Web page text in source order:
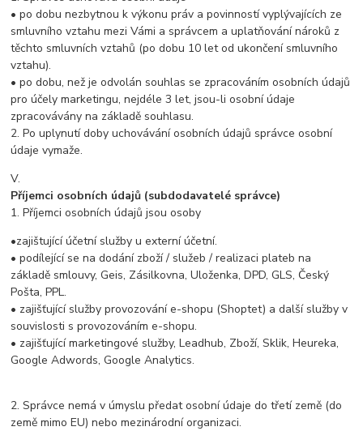
• po dobu nezbytnou k výkonu práv a povinností vyplývajících ze
smluvního vztahu mezi Vámi a správcem a uplatňování nároků z
těchto smluvních vztahů (po dobu 10 let od ukončení smluvního
vztahu).
• po dobu, než je odvolán souhlas se zpracováním osobních údajů
pro účely marketingu, nejdéle 3 let, jsou-li osobní údaje
zpracovávány na základě souhlasu.
2. Po uplynutí doby uchovávání osobních údajů správce osobní
údaje vymaže.
V.
Příjemci osobních údajů (subdodavatelé správce)
1. Příjemci osobních údajů jsou osoby
•zajištující účetní služby u externí účetní.
• podílející se na dodání zboží / služeb / realizaci plateb na
základě smlouvy, Geis, Zásilkovna, Uloženka, DPD, GLS, Český
Pošta, PPL.
• zajišťující služby provozování e-shopu (Shoptet) a další služby v
souvislosti s provozováním e-shopu.
• zajišťující marketingové služby, Leadhub, Zboží, Sklik, Heureka,
Google Adwords, Google Analytics.
2. Správce nemá v úmyslu předat osobní údaje do třetí země (do
země mimo EU) nebo mezinárodní organizaci.